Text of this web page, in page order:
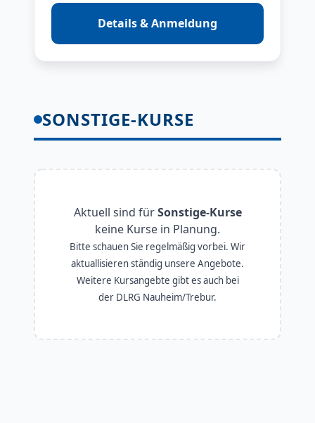
Details & Anmeldung
SONSTIGE-KURSE
Aktuell sind fürSonstige-Kurse
keine Kurse in Planung.
Bitte schauen Sie regelmäßig vorbei. Wir
aktuallisieren ständig unsere Angebote.
Weitere Kursangebte gibt es auch bei
der DLRG Nauheim/Trebur.